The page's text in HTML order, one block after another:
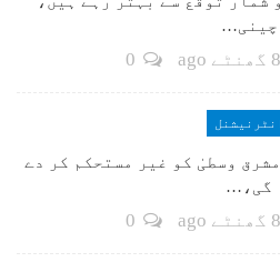
چینی…
8 گھنٹے ago
انٹرنیشنل
وسطیٰ کو غیر مستحکم کر دے
گی،…
8 گھنٹے ago